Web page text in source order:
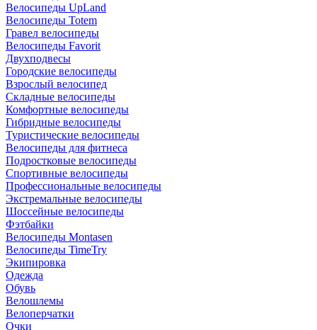
Велосипеды UpLand
Велосипеды Totem
Гравел велосипеды
Велосипеды Favorit
Двухподвесы
Городские велосипеды
Взрослый велосипед
Складные велосипеды
Комфортные велосипеды
Гибридные велосипеды
Туристические велосипеды
Велосипеды для фитнеса
Подростковые велосипеды
Спортивные велосипеды
Профессиональные велосипеды
Экстремальные велосипеды
Шоссейные велосипеды
Фэтбайки
Велосипеды Montasen
Велосипеды TimeTry
Экипировка
Одежда
Обувь
Велошлемы
Велоперчатки
Очки